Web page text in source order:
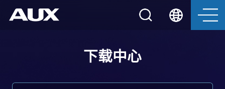
下载中心